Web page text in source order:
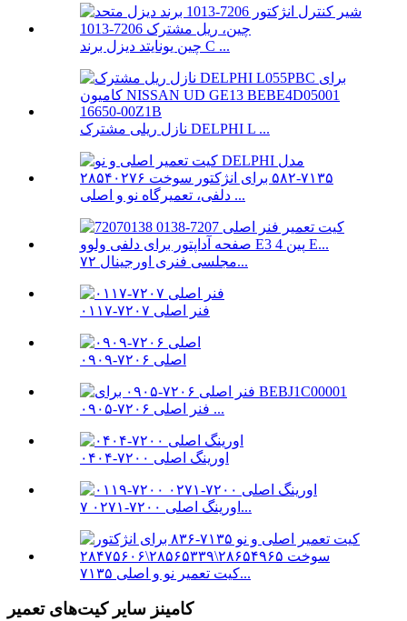
چین یونایتد دیزل برند C ...
نازل ریلی مشترک DELPHI L ...
دلفی، تعمیرگاه نو و اصلی ...
مجلسی فنری اورجینال ۷۲...
فنر اصلی ۷۲۰۷-۰۱۱۷
اصلی ۷۲۰۶-۰۹۰۹
فنر اصلی ۷۲۰۶-۰۹۰۵ ...
اورینگ اصلی ۷۲۰۰-۰۴۰۴
اورینگ اصلی ۷۲۰۰-۰۲۷۱ ۷...
کیت تعمیر نو و اصلی ۷۱۳۵...
کامینز سایر کیت‌های تعمیر